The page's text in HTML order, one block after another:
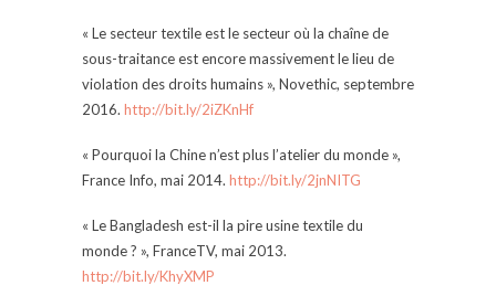
« Le secteur textile est le secteur où la chaîne de
sous-traitance est encore massivement le lieu de
violation des droits humains », Novethic, septembre
2016. http://bit.ly/2iZKnHf
« Pourquoi la Chine n’est plus l’atelier du monde »,
France Info, mai 2014. http://bit.ly/2jnNITG
« Le Bangladesh est-il la pire usine textile du
monde ? », FranceTV, mai 2013.
http://bit.ly/KhyXMP